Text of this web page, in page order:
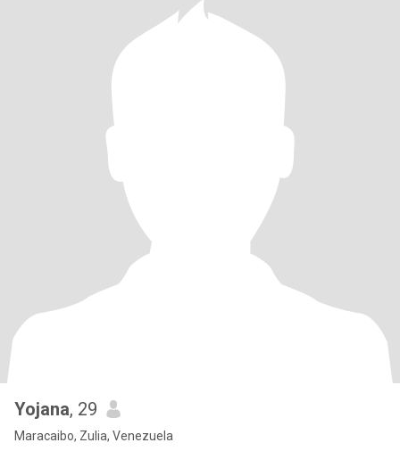
Yojana, 29
Maracaibo, Zulia, Venezuela